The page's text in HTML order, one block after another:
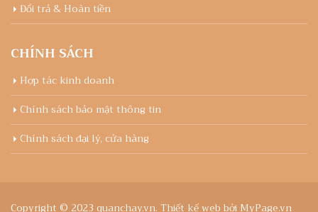
Đổi trả & Hoàn tiền
CHÍNH SÁCH
Hợp tác kinh doanh
Chính sách bảo mật thông tin
Chính sách đại lý, cửa hàng
Copyright © 2023 quanchay.vn. Thiết kế web bởi MyPage.vn